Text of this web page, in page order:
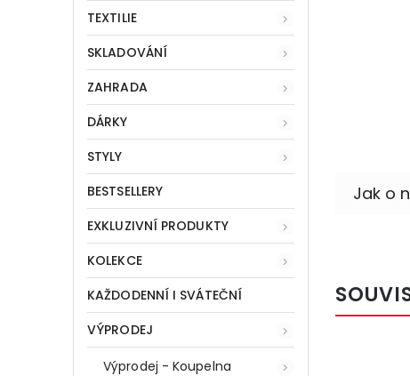
TEXTILIE
SKLADOVÁNÍ
ZAHRADA
DÁRKY
STYLY
BESTSELLERY
EXKLUZIVNÍ PRODUKTY
KOLEKCE
KAŽDODENNÍ I SVÁTEČNÍ
VÝPRODEJ
Výprodej - Koupelna